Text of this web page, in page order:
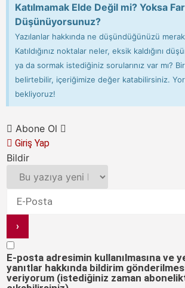
Katılmamak Elde Değil mi? Yoksa
Düşünüyorsunuz?
Yazılanlar hakkında ne düşündüğünüzü
Katıldığınız noktalar neler, eksik kaldığını
ya da sormak istediğiniz sorularınız var mı?
belirtebilir, içeriğimize değer katabilirsiniz.
bekliyoruz!
Abone Ol
Giriş Yap
Bildir
E-posta adresimin kullanılmasına ve
yanıtlar hakkında bildirim
veriyorum (istediğiniz zaman